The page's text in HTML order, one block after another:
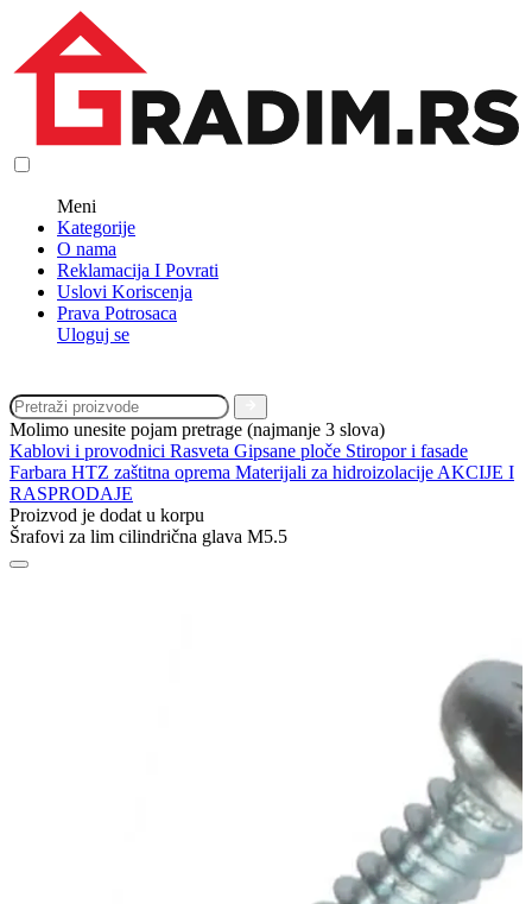
Meni
Kategorije
O nama
Reklamacija I Povrati
Uslovi Koriscenja
Prava Potrosaca
Uloguj se
Molimo unesite pojam pretrage (najmanje 3 slova)
Kablovi i provodnici Rasveta Gipsane ploče Stiropor i fasade
Farbara HTZ zaštitna oprema Materijali za hidroizolacije AKCIJE I
RASPRODAJE
Proizvod je dodat u korpu
Šrafovi za lim cilindrična glava M5.5